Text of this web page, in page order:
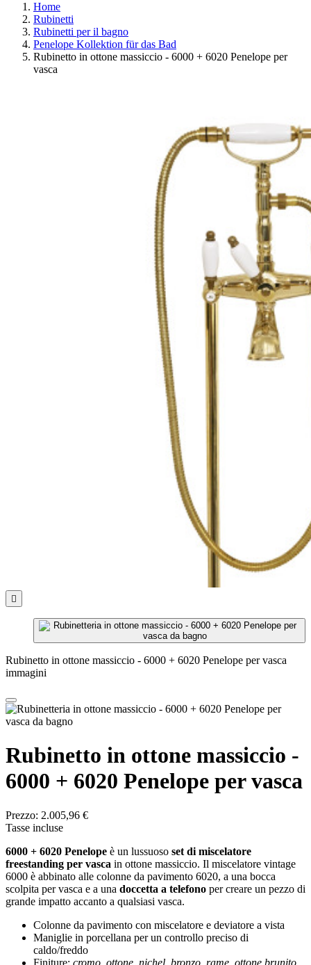
Home
Rubinetti
Rubinetti per il bagno
Penelope Kollektion für das Bad
Rubinetto in ottone massiccio - 6000 + 6020 Penelope per
vasca

Rubinetto in ottone massiccio - 6000 + 6020 Penelope per vasca
immagini
Rubinetto in ottone massiccio -
6000 + 6020 Penelope per vasca
Prezzo: 2.005,96 €
Tasse incluse
6000 + 6020 Penelope è un lussuoso set di miscelatore
freestanding per vasca in ottone massiccio. Il miscelatore vintage
6000 è abbinato alle colonne da pavimento 6020, a una bocca
scolpita per vasca e a una doccetta a telefono per creare un pezzo di
grande impatto accanto a qualsiasi vasca.
Colonne da pavimento con miscelatore e deviatore a vista
Maniglie in porcellana per un controllo preciso di
caldo/freddo
Finiture: cromo, ottone, nichel, bronzo, rame, ottone brunito,